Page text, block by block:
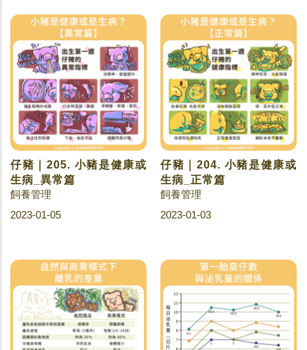
仔豬｜205. 小豬是健康或
生病_異常篇
飼養管理
2023-01-05
仔豬｜204. 小豬是健康或
生病_正常篇
飼養管理
2023-01-03